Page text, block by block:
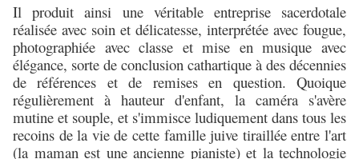
Il produit ainsi une véritable entreprise sacerdotale
réalisée avec soin et délicatesse, interprétée avec fougue,
photographiée avec classe et mise en musique avec
élégance, sorte de conclusion cathartique à des décennies
de références et de remises en question. Quoique
régulièrement à hauteur d'enfant, la caméra s'avère
mutine et souple, et s'immisce ludiquement dans tous les
recoins de la vie de cette famille juive tiraillée entre l'art
(la maman est une ancienne pianiste) et la technologie